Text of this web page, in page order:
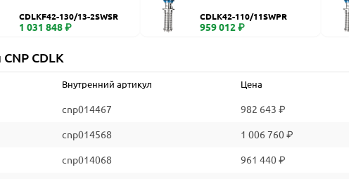
CDLKF42-130/13-2SWSR
1 031 848 ₽
CDLK42-110/11SWPR
959 012 ₽
CDLK
Внутренний артикул Цена
cnp014467 982 643 ₽
cnp014568 1 006 760 ₽
cnp014068 961 440 ₽